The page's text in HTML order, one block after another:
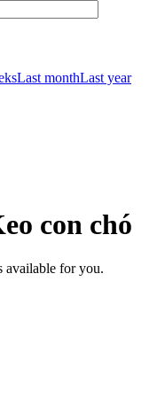
Last monthLast year
con chó
available for you.